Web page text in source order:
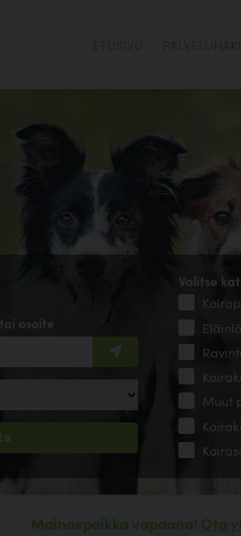
ETUSIVU
osoite
Valitse
Muut
Mainospaikka vapaana! Ota